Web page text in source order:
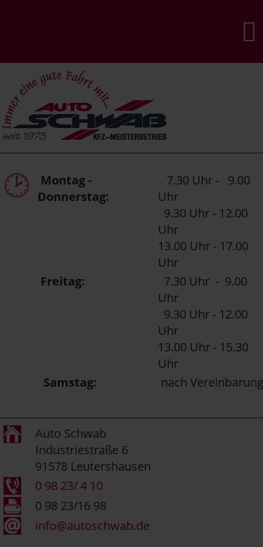
Montag -
Donnerstag:
7.30 Uhr - 9.00
Uhr
9.30 Uhr - 12.00
Uhr
13.00 Uhr - 17.00
Uhr
Freitag:
7.30 Uhr - 9.00
Uhr
9.30 Uhr - 12.00
Uhr
13.00 Uhr - 15.30
Uhr
Samstag:
nach
Auto Schwab
Industriestraße 6
91578 Leutershausen
0 98 23/ 4 10
0 98 23/16 98
info@autoschwab.de